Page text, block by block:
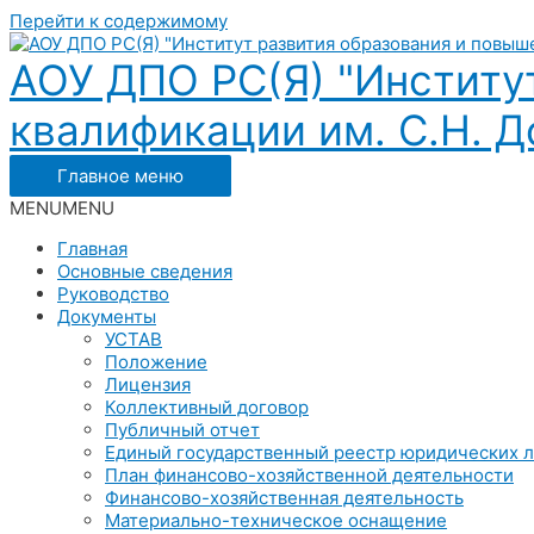
Перейти к содержимому
АОУ ДПО РС(Я)
квалификации им. С.Н.
Главное меню
MENUMENU
Главная
Основные сведения
Руководство
Документы
УСТАВ
Положение
Лицензия
Коллективный договор
Публичный отчет
Единый государственный реестр юридических
План финансово-хозяйственной деятельности
Финансово-хозяйственная деятельность
Материально-техническое оснащение